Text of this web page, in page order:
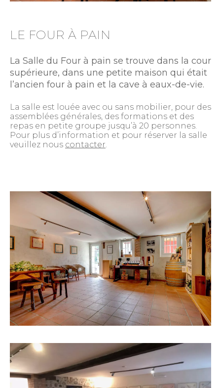
LE FOUR À PAIN
La Salle du Four à pain se trouve dans la cour
supérieure, dans une petite maison qui était
l’ancien four à pain et la cave à eaux-de-vie.
La salle est louée avec ou sans mobilier, pour des
assemblées générales, des formations et des
repas en petite groupe jusqu’à 20 personnes.
Pour plus d’information et pour réserver la salle
veuillez nous contacter.